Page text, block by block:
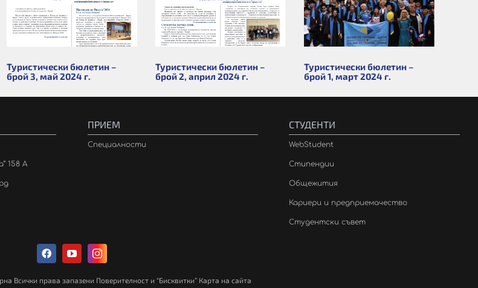
Туристически бюлетин –
брой 3, май 2024 г.
Туристически бюлетин –
брой 2, април 2024 г.
Туристически бюлетин –
брой 1, март 2024 г.
158 А
ПРИЕМ
Специалности
СТУДЕНТИ
WebStudent
Стипендии
Общежития
Кариери и предприемачество
Студентски съвет
Всички права запазени Поверителност и “Бисквитки” Карта на сайта